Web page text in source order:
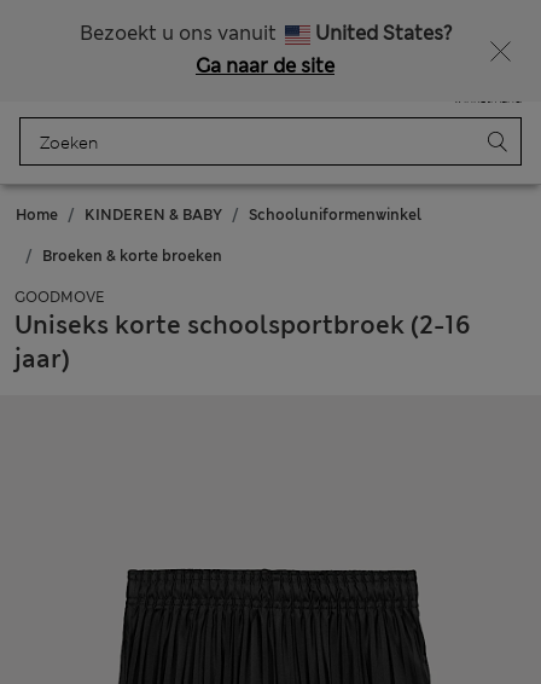
Bezoekt u ons vanuit
United States?
Ga naar de site
Winkelmand
Home KINDEREN & BABY Schooluniformenwinkel
Broeken & korte broeken
GOODMOVE
Uniseks korte schoolsportbroek (2-16
jaar)